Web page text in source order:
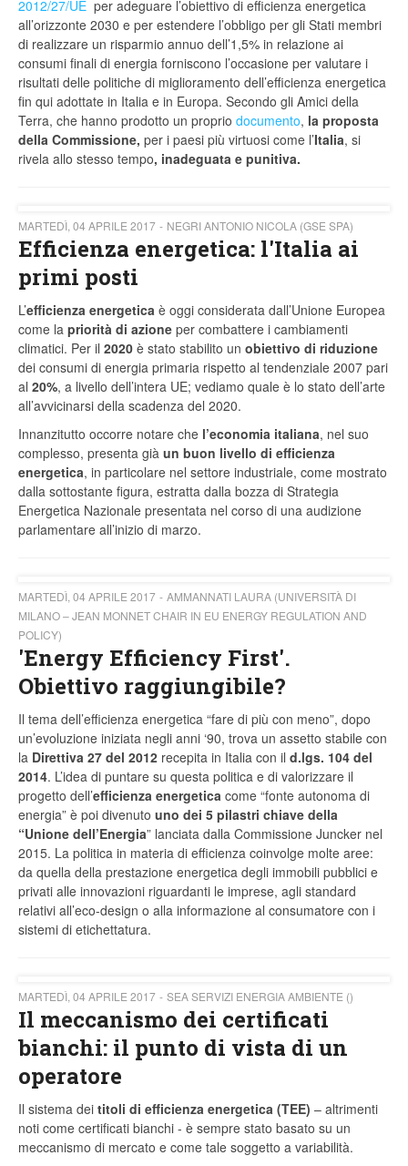
2012/27/UE per adeguare l’obiettivo di efficienza energetica
all’orizzonte 2030 e per estendere l’obbligo per gli Stati membri
di realizzare un risparmio annuo dell’1,5% in relazione ai
consumi finali di energia forniscono l’occasione per valutare i
risultati delle politiche di miglioramento dell’efficienza energetica
fin qui adottate in Italia e in Europa. Secondo gli Amici della
Terra, che hanno prodotto un proprio documento, la proposta
della Commissione, per i paesi più virtuosi come l’Italia, si
rivela allo stesso tempo, inadeguata e punitiva.
MARTEDÌ, 04 APRILE 2017 NEGRI ANTONIO NICOLA (GSE SPA)
Efficienza energetica: l'Italia ai
primi posti
L’efficienza energetica è oggi considerata dall’Unione Europea
come la priorità di azione per combattere i cambiamenti
climatici. Per il 2020 è stato stabilito un obiettivo di riduzione
dei consumi di energia primaria rispetto al tendenziale 2007 pari
al 20%, a livello dell’intera UE; vediamo quale è lo stato dell’arte
all’avvicinarsi della scadenza del 2020.
Innanzitutto occorre notare che l’economia italiana, nel suo
complesso, presenta già un buon livello di efficienza
energetica, in particolare nel settore industriale, come mostrato
dalla sottostante figura, estratta dalla bozza di Strategia
Energetica Nazionale presentata nel corso di una audizione
parlamentare all’inizio di marzo.
MARTEDÌ, 04 APRILE 2017
AMMANNATI LAURA (UNIVERSITÀ DI
MILANO – JEAN MONNET CHAIR IN EU ENERGY REGULATION AND
POLICY)
'Energy Efficiency First'.
Obiettivo raggiungibile?
Il tema dell’efficienza energetica “fare di più con meno”, dopo
un’evoluzione iniziata negli anni ‘90, trova un assetto stabile con
la Direttiva 27 del 2012 recepita in Italia con il d.lgs. 104 del
2014. L’idea di puntare su questa politica e di valorizzare il
progetto dell’efficienza energetica come “fonte autonoma di
energia” è poi divenuto uno dei 5 pilastri chiave della
“Unione dell’Energia” lanciata dalla Commissione Juncker nel
2015. La politica in materia di efficienza coinvolge molte aree:
da quella della prestazione energetica degli immobili pubblici e
privati alle innovazioni riguardanti le imprese, agli standard
relativi all’eco-design o alla informazione al consumatore con i
sistemi di etichettatura.
MARTEDÌ, 04 APRILE 2017 SEA SERVIZI ENERGIA AMBIENTE ()
Il meccanismo dei certificati
bianchi: il punto di vista di un
operatore
Il sistema dei titoli di efficienza energetica (TEE) – altrimenti
noti come certificati bianchi - è sempre stato basato su un
meccanismo di mercato e come tale soggetto a variabilità.